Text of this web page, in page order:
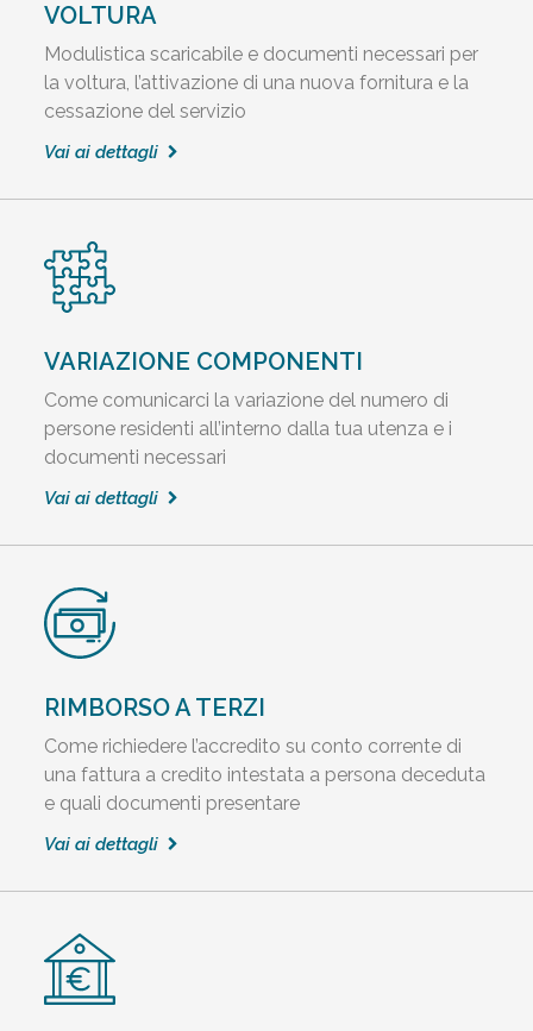
VOLTURA
Modulistica scaricabile e documenti necessari per
la voltura, l’attivazione di una nuova fornitura e la
cessazione del servizio
Vai ai dettagli
VARIAZIONE COMPONENTI
Come comunicarci la variazione del numero di
persone residenti all’interno dalla tua utenza e i
documenti necessari
Vai ai dettagli
RIMBORSO A TERZI
Come richiedere l’accredito su conto corrente di
una fattura a credito intestata a persona deceduta
e quali documenti presentare
Vai ai dettagli